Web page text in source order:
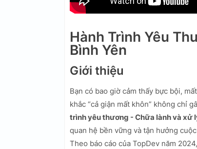
Hành Trình Yêu
Bình Yên
Giới thiệu
Bạn có bao giờ cảm thấy bực bội,
khắc “cả giận mất khôn” không chỉ
trình yêu thương - Chữa lành và xử
quan hệ bền vững và tận hưởng
Theo báo cáo của TopDev năm 2024,